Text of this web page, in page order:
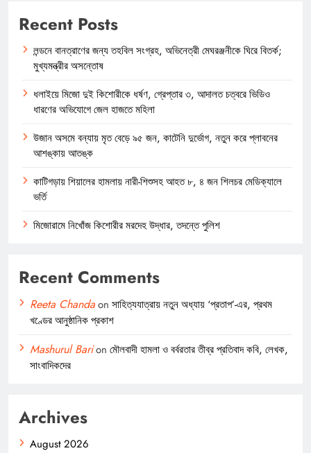
Recent Posts
লন্ডনে বানত্রাণের জন্য তহবিল সংগ্রহ, অভিনেত্রী মেঘরঞ্জনীকে ঘিরে বিতর্ক;
মুখ্যমন্ত্রীর অসন্তোষ
ধলাইয়ে মিজো দুই কিশোরীকে ধর্ষণ, গ্রেপ্তার ৩, আদালত চত্বরে ভিডিও
ধারণের অভিযোগে জেল হাজতে মহিলা
উজান অসমে বন্যায় মৃত বেড়ে ৯৫ জন, কাটেনি দুর্ভোগ, নতুন করে প্লাবনের
আশঙ্কায় আতঙ্ক
কাটিগড়ায় শিয়ালের হামলায় নারী-শিশুসহ আহত ৮, ৪ জন শিলচর মেডিক্যালে
ভর্তি
মিজোরামে নিখোঁজ কিশোরীর মরদেহ উদ্ধার, তদন্তে পুলিশ
Recent Comments
Reeta Chandaon সাহিত্যযাত্রায় নতুন অধ্যায় ‘প্রতাপ’-এর, প্রথম
খণ্ডের আনুষ্ঠানিক প্রকাশ
Mashurul Barion মৌলবাদী হামলা ও বর্বরতার তীব্র প্রতিবাদ কবি, লেখক,
সাংবাদিকদের
Archives
August 2026